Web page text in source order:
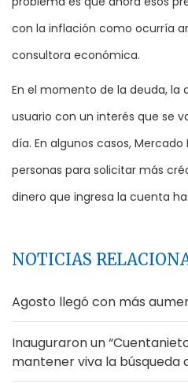
con la inflación como ocurría
consultora económica.
En el momento de la deuda, la
usuario con un interés que se
día. En algunos casos,
personas para solicitar más
dinero que ingresa la cuenta
NOTICIAS
Agosto llegó con más
Inauguraron un
mantener viva la búsqueda